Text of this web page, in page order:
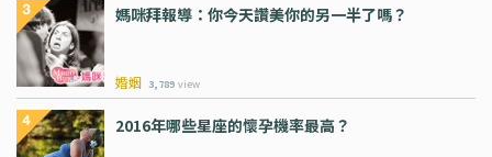
媽咪拜報導：你今天讚美你的另一半了嗎？
婚姻 3,789 view
2016年哪些星座的懷孕機率最高？